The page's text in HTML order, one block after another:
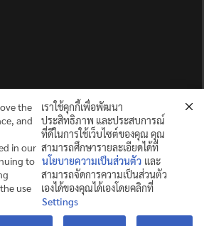
สุชฺฌติ (คนย่อมบริสุทธิ์ด้วยปัญญา)
SCHOOL. ALL RIGHTS
RESERVED.
the
and
in our
to
use
เราใช้คุกกี้เพื่อพัฒนา
ประสิทธิภาพ และประสบการณ์
ที่ดีในการใช้เว็บไซต์ของคุณ คุณ
สามารถศึกษารายละเอียดได้ที่
นโยบายความเป็นส่วนตัว และ
สามารถจัดการความเป็นส่วนตัว
เองได้ของคุณได้เองโดยคลิกที่
Settings
us